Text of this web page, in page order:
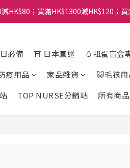
HK$80；買滿HK$1300減HK$120；
必備 ⛩️ 日本直送
🥚扭蛋盲盒
疫用品 家品雜貨 🐱毛孩用
TOP NURSE分銷站 所有商品